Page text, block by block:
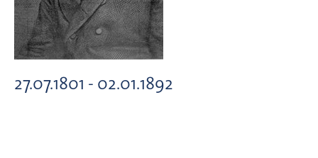
27.07.1801 - 02.01.1892